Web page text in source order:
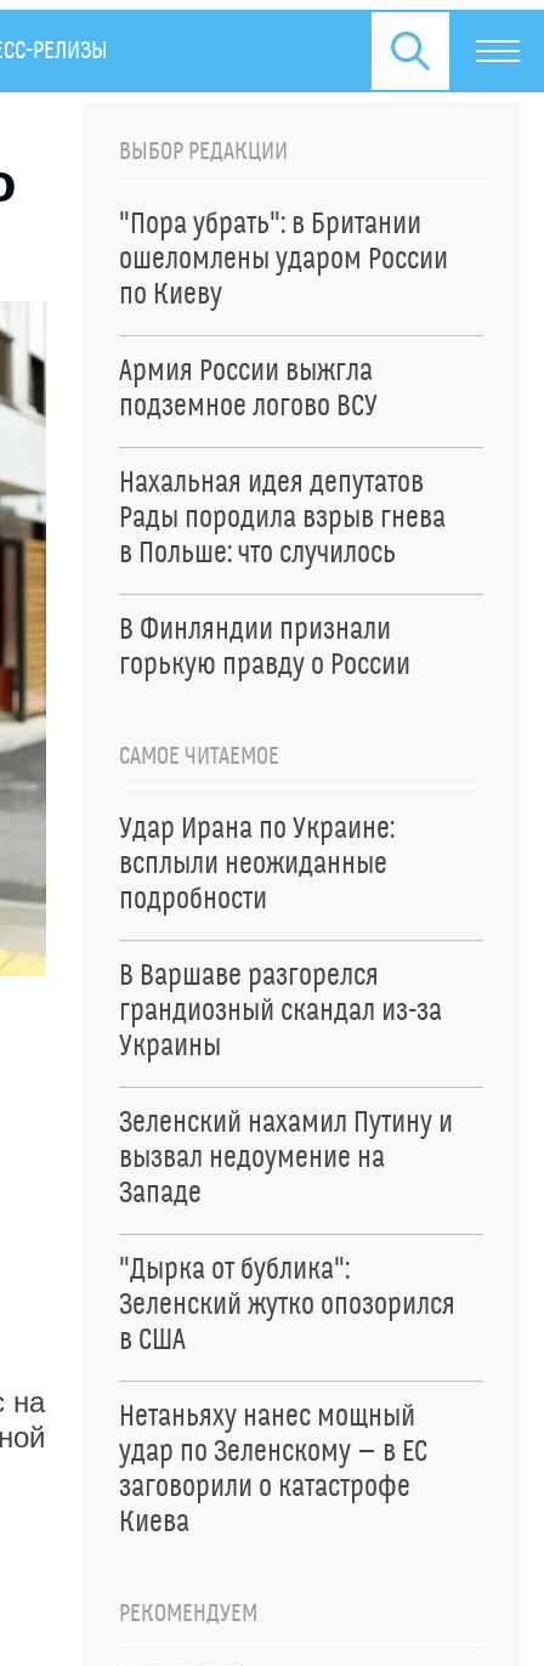
РЕЛИЗЫ
на
ВЫБОР РЕДАКЦИИ
"Пора убрать": в Британии
ошеломлены ударом России
по Киеву
Армия России выжгла
подземное логово ВСУ
Нахальная идея депутатов
Рады породила взрыв гнева
в Польше: что случилось
В Финляндии признали
горькую правду о России
САМОЕ ЧИТАЕМОЕ
Удар Ирана по Украине:
всплыли неожиданные
подробности
В Варшаве разгорелся
грандиозный скандал из-за
Украины
Зеленский нахамил Путину и
вызвал недоумение на
Западе
"Дырка от бублика":
Зеленский жутко опозорился
в США
Нетаньяху нанес мощный
удар по Зеленскому — в ЕС
заговорили о катастрофе
Киева
РЕКОМЕНДУЕМ